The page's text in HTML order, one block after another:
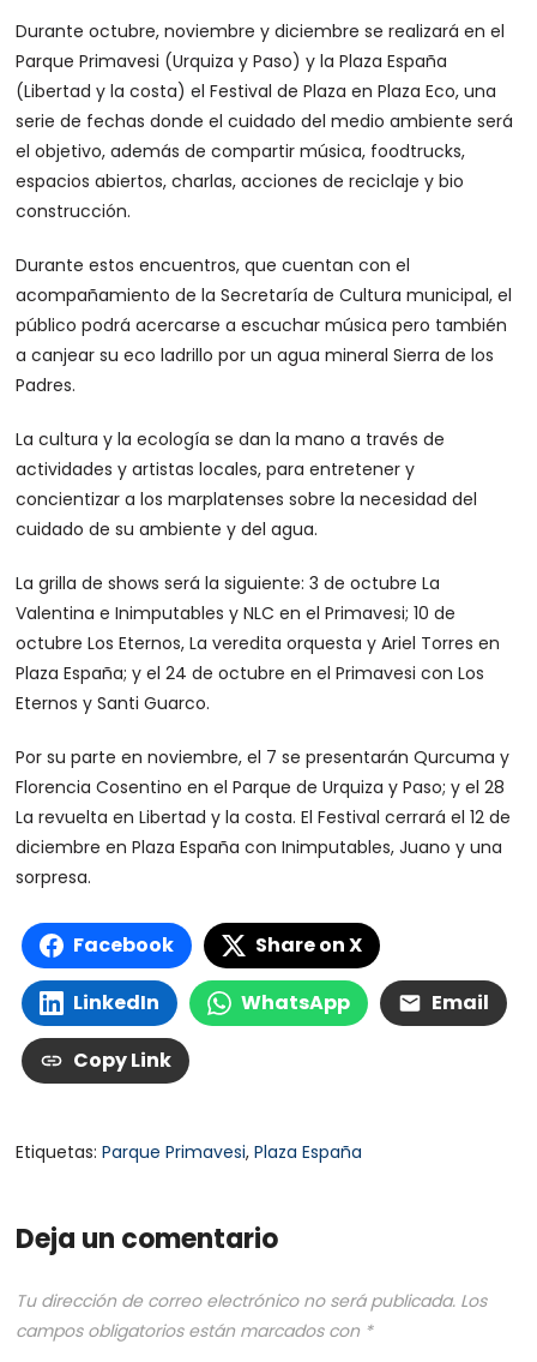
Durante octubre, noviembre y diciembre se realizará en el
Parque Primavesi (Urquiza y Paso) y la Plaza España
(Libertad y la costa) el Festival de Plaza en Plaza Eco, una
serie de fechas donde el cuidado del medio ambiente será
el objetivo, además de compartir música, foodtrucks,
espacios abiertos, charlas, acciones de reciclaje y bio
construcción.
Durante estos encuentros, que cuentan con el
acompañamiento de la Secretaría de Cultura municipal, el
público podrá acercarse a escuchar música pero también
a canjear su eco ladrillo por un agua mineral Sierra de los
Padres.
La cultura y la ecología se dan la mano a través de
actividades y artistas locales, para entretener y
concientizar a los marplatenses sobre la necesidad del
cuidado de su ambiente y del agua.
La grilla de shows será la siguiente: 3 de octubre La
Valentina e Inimputables y NLC en el Primavesi; 10 de
octubre Los Eternos, La veredita orquesta y Ariel Torres en
Plaza España; y el 24 de octubre en el Primavesi con Los
Eternos y Santi Guarco.
Por su parte en noviembre, el 7 se presentarán Qurcuma y
Florencia Cosentino en el Parque de Urquiza y Paso; y el 28
La revuelta en Libertad y la costa. El Festival cerrará el 12 de
diciembre en Plaza España con Inimputables, Juano y una
sorpresa.
Facebook Share on X
LinkedIn WhatsApp Email
Copy Link
Etiquetas:Parque Primavesi,Plaza España
Deja un comentario
Tu dirección de correo electrónico no será publicada. Los
campos obligatorios están marcados con *